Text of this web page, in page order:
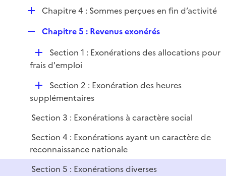
e
r
D
p
l
i
e
r
Chapitre 4 : Sommes perçues en fin d’activité
p
l
i
e
r
Chapitre 5 : Revenus exonérés
D
é
i
e
r
Section 1 : Exonérations des allocations pour
frais d'emploi
D
é
l
i
e
r
Section 2 : Exonération des heures
supplémentaires
Section 3 : Exonérations à caractère social
Section 4 : Exonérations ayant un caractère de
reconnaissance nationale
Section 5 : Exonérations diverses